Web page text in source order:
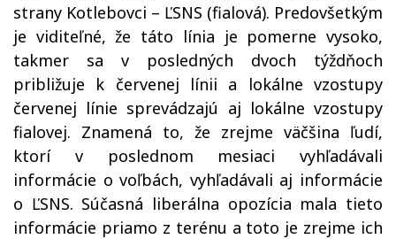
strany Kotlebovci – ĽSNS (fialová). Predovšetkým
je viditeľné, že táto línia je pomerne vysoko,
takmer sa v posledných dvoch týždňoch
približuje k červenej línii a lokálne vzostupy
červenej línie sprevádzajú aj lokálne vzostupy
fialovej. Znamená to, že zrejme väčšina ľudí,
ktorí v poslednom mesiaci vyhľadávali
informácie o voľbách, vyhľadávali aj informácie
o ĽSNS. Súčasná liberálna opozícia mala tieto
informácie priamo z terénu a toto je zrejme ich